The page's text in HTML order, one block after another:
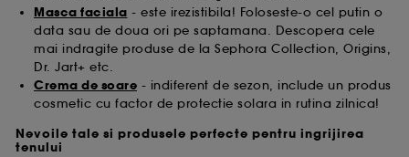
Masca faciala - este irezistibila! Foloseste-o cel putin o
data sau de doua ori pe saptamana. Descopera cele
mai indragite produse de la Sephora Collection, Origins,
Dr. Jart+ etc.
Crema de soare - indiferent de sezon, include un produs
cosmetic cu factor de protectie solara in rutina zilnica!
Nevoile tale si produsele perfecte pentru ingrijirea
tenului